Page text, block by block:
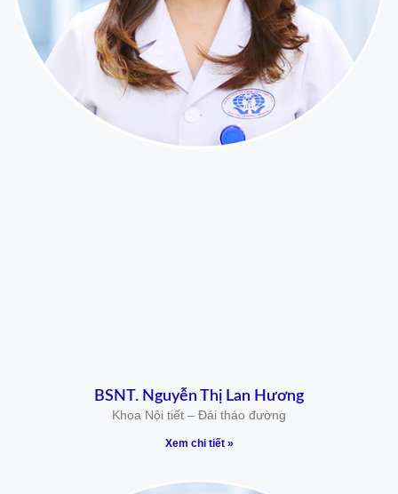
BSNT. Nguyễn Thị Lan Hương
Khoa Nội tiết – Đái tháo đường
Xem chi tiết »